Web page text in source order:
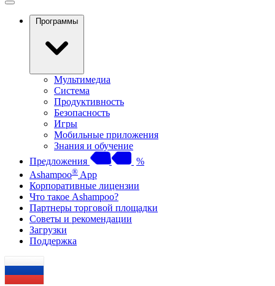
Программы
Мультимедиа
Система
Продуктивность
Безопасность
Игры
Мобильные приложения
Знания и обучение
Предложения
%
Ashampoo® App
Корпоративные лицензии
Что такое Ashampoo?
Партнеры торговой площадки
Советы и рекомендации
Загрузки
Поддержка